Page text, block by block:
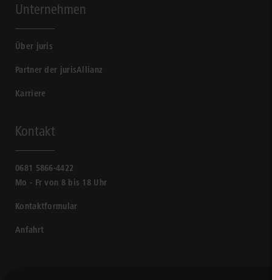
Unternehmen
Über juris
Partner der jurisAllianz
Karriere
Kontakt
0681 5866-4422
Mo - Fr von 8 bis 18 Uhr
Kontaktformular
Anfahrt